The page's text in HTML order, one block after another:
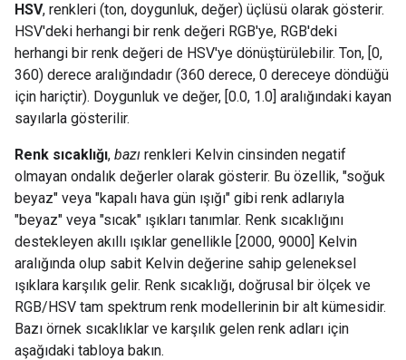
HSV, renkleri (ton, doygunluk, değer) üçlüsü olarak gösterir.
HSV'deki herhangi bir renk değeri RGB'ye, RGB'deki
herhangi bir renk değeri de HSV'ye dönüştürülebilir. Ton, [0,
360) derece aralığındadır (360 derece, 0 dereceye döndüğü
için hariçtir). Doygunluk ve değer, [0.0, 1.0] aralığındaki kayan
sayılarla gösterilir.
Renk sıcaklığı, bazı renkleri Kelvin cinsinden negatif
olmayan ondalık değerler olarak gösterir. Bu özellik, "soğuk
beyaz" veya "kapalı hava gün ışığı" gibi renk adlarıyla
"beyaz" veya "sıcak" ışıkları tanımlar. Renk sıcaklığını
destekleyen akıllı ışıklar genellikle [2000, 9000] Kelvin
aralığında olup sabit Kelvin değerine sahip geleneksel
ışıklara karşılık gelir. Renk sıcaklığı, doğrusal bir ölçek ve
RGB/HSV tam spektrum renk modellerinin bir alt kümesidir.
Bazı örnek sıcaklıklar ve karşılık gelen renk adları için
aşağıdaki tabloya bakın.